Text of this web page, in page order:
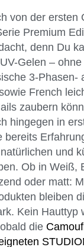
von der ersten
Premium
denn Du
Gelen –
3-Phasen-
French
zaubern
hingegen in
bereits
und
Ob in Weiß,
oder matt:
bleiben
Kein Hauttyp
die